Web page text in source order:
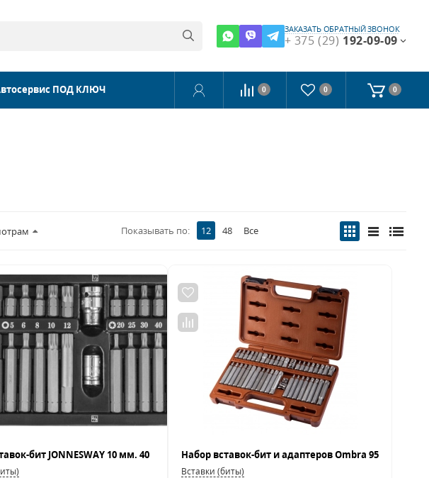
ЗАКАЗАТЬ ОБРАТНЫЙ ЗВОНОК
+ 375 (29) 192-09-09
ПОД КЛЮЧ 0 0 0
Показывать по: 12 48 Все
Вставки (биты)